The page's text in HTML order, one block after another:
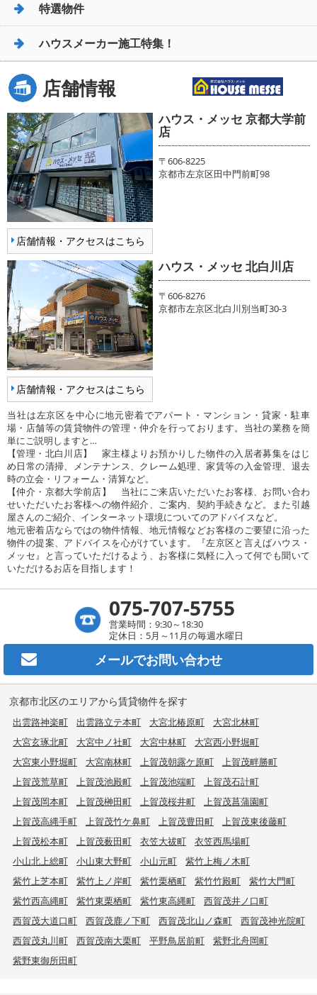
特選物件
ハウスメーカー施工特集！
店舗情報
店舗情報・アクセスはこちら
ハウス・メッセ 京都大学前
店
〒606-8225
京都市左京区田中門前町98
店舗情報・アクセスはこちら
ハウス・メッセ 北白川店
〒606-8276
京都市左京区北白川別当町30-3
当社は左京区を中心に地元密着でアパート・マンション・貸家・駐車
場・店舗等の賃貸物件の管理・仲介を行っております。当社の業務を簡
単にご説明しますと…
【管理・北白川店】 家主様よりお預かりした物件の入居者募集をはじ
め日常の清掃、メンテナンス、クレーム処理、家賃等の入金管理、退去
時の立会・リフォーム・清算など。
【仲介・京都大学前店】 当社にご来店いただいたお客様、お問い合わ
せいただいたお客様への物件紹介、ご案内、契約手続きなど。また引越
屋さんのご紹介、インターネット環境についてのアドバイスなど。
地元密着店ならではの物件情報、地元情報などお客様のご要望に沿った
物件の提案、アドバイスを心がけています。『左京区と言えばハウス・
メッセ』と言っていただけるよう、お客様に気軽に入って何でも聞いて
いただけるお店を目指します！
075-707-5755
営業時間：9:30～18:30
定休日：5月～11月の毎週水曜日
メールでお問い合わせ
京都市北区のエリアから賃貸物件を探す
出雲路神楽町 出雲路立テ本町 大宮北椿原町
大宮北林町
大宮玄琢北町
大宮中ノ社町 大宮中林町
大宮西小野堀町
大宮東小野堀町
大宮南林町 上賀茂朝露ケ原町
上賀茂畔勝町
上賀茂荒草町
上賀茂池殿町 上賀茂池端町
上賀茂石計町
上賀茂岡本町
上賀茂榊田町 上賀茂桜井町
上賀茂菖蒲園町
上賀茂高縄手町
上賀茂竹ケ鼻町 上賀茂豊田町
上賀茂東後藤町
上賀茂松本町
上賀茂薮田町 衣笠大祓町
衣笠西馬場町
小山北上総町
小山東大野町 小山元町
紫竹上梅ノ木町
紫竹上芝本町
紫竹上ノ岸町 紫竹栗栖町 紫竹竹殿町
紫竹大門町
紫竹西高縄町
紫竹東栗栖町 紫竹東高縄町
西賀茂井ノ口町
西賀茂大道口町
西賀茂鹿ノ下町 西賀茂北山ノ森町
西賀茂神光院町
西賀茂丸川町
西賀茂南大栗町 平野鳥居前町
紫野北舟岡町
紫野東御所田町